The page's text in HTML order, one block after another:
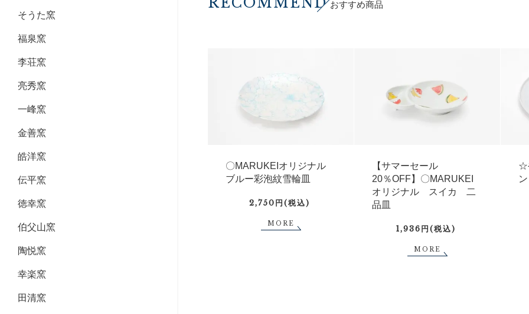
おすすめ商品
〇MARUKEIオリジナル
ブルー彩泡紋雪輪皿
2,750円(税込)
MORE
【サマーセール
20％OFF】〇MARUKEI
オリジナル スイカ 二
品皿
1,936円(税込)
MORE
☆
そうた窯
福泉窯
李荘窯
亮秀窯
一峰窯
金善窯
皓洋窯
伝平窯
徳幸窯
伯父山窯
陶悦窯
幸楽窯
田清窯